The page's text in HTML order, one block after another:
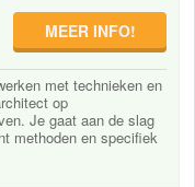
MEER INFO!
met technieken en
op
Je gaat aan de slag
methoden en specifiek